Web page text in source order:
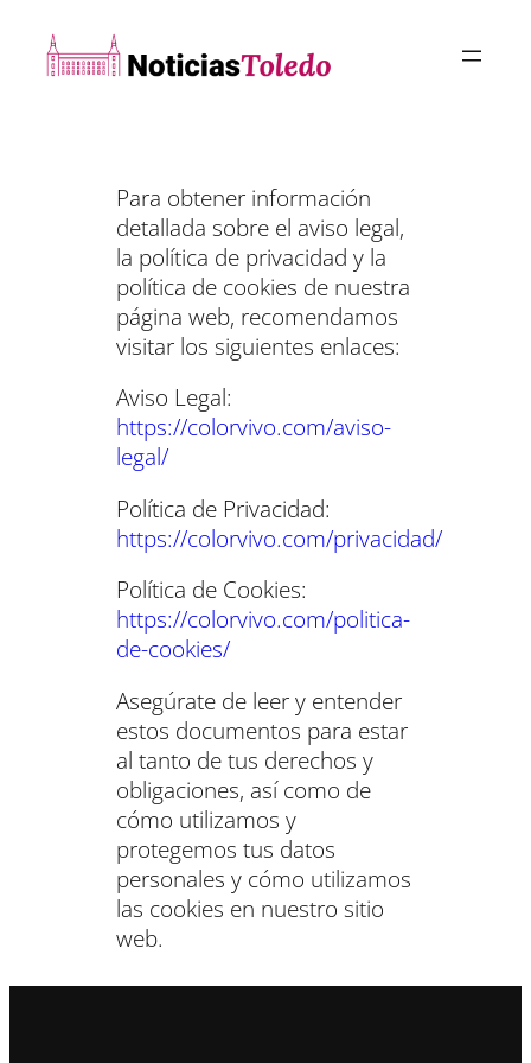
contenido
Para obtener información
detallada sobre el aviso legal,
la política de privacidad y la
política de cookies de nuestra
página web, recomendamos
visitar los siguientes enlaces:
Aviso Legal:
https://colorvivo.com/aviso-
legal/
Política de Privacidad:
https://colorvivo.com/privacidad/
Política de Cookies:
https://colorvivo.com/politica-
de-cookies/
Asegúrate de leer y entender
estos documentos para estar
al tanto de tus derechos y
obligaciones, así como de
cómo utilizamos y
protegemos tus datos
personales y cómo utilizamos
las cookies en nuestro sitio
web.